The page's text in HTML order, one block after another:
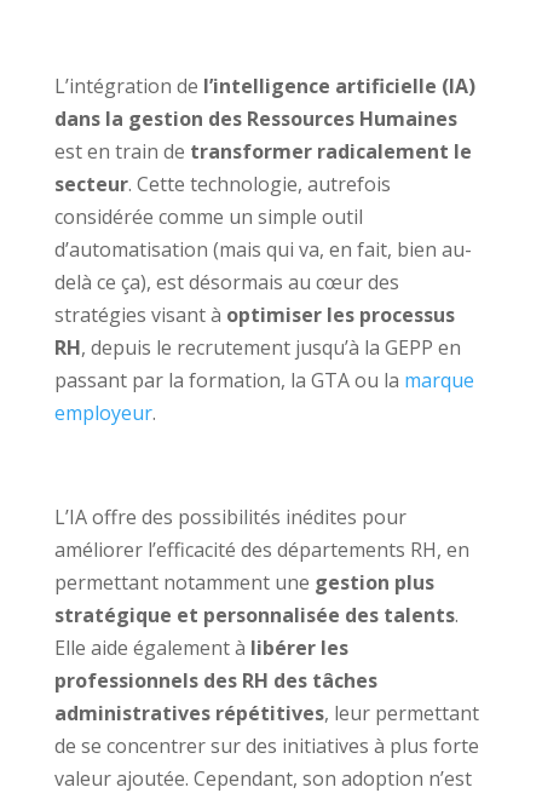
L’intégration de l’intelligence artificielle (IA)
dans la gestion des Ressources Humaines
est en train de transformer radicalement le
secteur. Cette technologie, autrefois
considérée comme un simple outil
d’automatisation (mais qui va, en fait, bien au-
delà ce ça), est désormais au cœur des
stratégies visant à optimiser les processus
RH, depuis le recrutement jusqu’à la GEPP en
passant par la formation, la GTA ou la marque
employeur.
L’IA offre des possibilités inédites pour
améliorer l’efficacité des départements RH, en
permettant notamment une gestion plus
stratégique et personnalisée des talents.
Elle aide également à libérer les
professionnels des RH des tâches
administratives répétitives, leur permettant
de se concentrer sur des initiatives à plus forte
valeur ajoutée. Cependant, son adoption n’est